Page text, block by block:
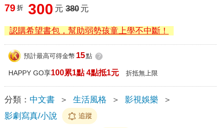
79 折 300 元 380 元
認購希望書包，幫助弱勢孩童上學不中斷！
預計最高可得金幣 15點 ?
HAPPY GO享100累1點 4點抵1元 折抵無上限
分類： 中文書 ＞ 生活風格 ＞ 影視娛樂
＞
影劇寫真/小說
追蹤